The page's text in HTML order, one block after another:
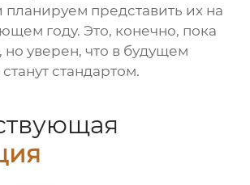
представить их на
году. Это, конечно, пока
но уверен, что в будущем
стандартом.